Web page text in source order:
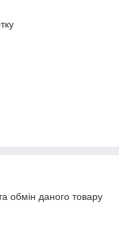
обмін даного товару